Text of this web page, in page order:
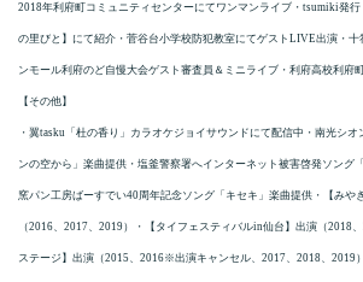
2018年利府町コミュニティセンターにてワンマンライブ・tsumiki発
の里びと】にて紹介・菅谷台小学校防犯教室にてゲストLIVE出演・
ンモール利府のど自慢大会ゲスト審査員＆ミニライブ・利府高校利府
【その他】
・翼tasku「杜の香り」カラオケジョイサウンドにて配信中・南光シ
ンの空から」楽曲提供・塩釜警察署へインターネット被害啓発ソング
窯パン工房ばーすでい40周年記念ソング「キセキ」楽曲提供・【みや
（2016、2017、2019）・【タイフェスティバルin仙台】出演（2018
ステージ】出演（2015、2016※出演キャンセル、2017、2018、2019